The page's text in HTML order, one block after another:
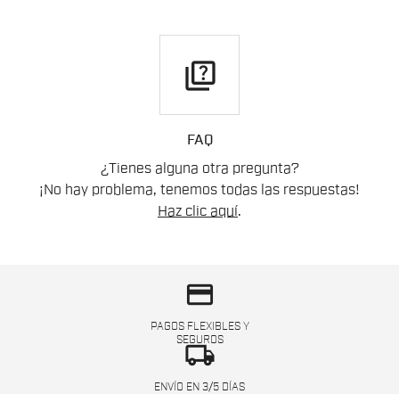
quiz
FAQ
¿Tienes alguna otra pregunta?
¡No hay problema, tenemos todas las respuestas!
Haz clic aquí.
credit_card
PAGOS FLEXIBLES Y
SEGUROS
local_shipping
ENVÍO EN 3/5 DÍAS